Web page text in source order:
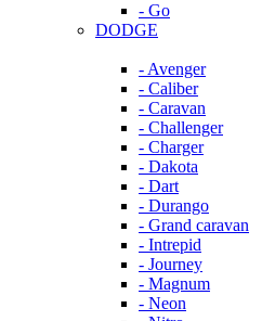
- Go
DODGE
- Avenger
- Caliber
- Caravan
- Challenger
- Charger
- Dakota
- Dart
- Durango
- Grand caravan
- Intrepid
- Journey
- Magnum
- Neon